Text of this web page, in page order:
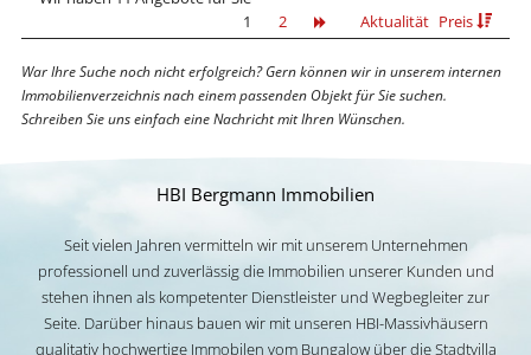
1
2 Aktualität Preis
War Ihre Suche noch nicht erfolgreich? Gern können wir in unserem internen
Immobilienverzeichnis nach einem passenden Objekt für Sie suchen.
Schreiben Sie uns einfach eine Nachricht mit Ihren Wünschen.
HBI Bergmann Immobilien
Seit vielen Jahren vermitteln wir mit unserem Unternehmen
professionell und zuverlässig die Immobilien unserer Kunden und
stehen ihnen als kompetenter Dienstleister und Wegbegleiter zur
Seite. Darüber hinaus bauen wir mit unseren HBI-Massivhäusern
qualitativ hochwertige Immobilen vom Bungalow über die Stadtvilla